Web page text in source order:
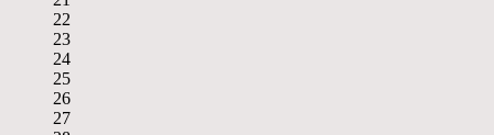
22
23
24
25
26
27